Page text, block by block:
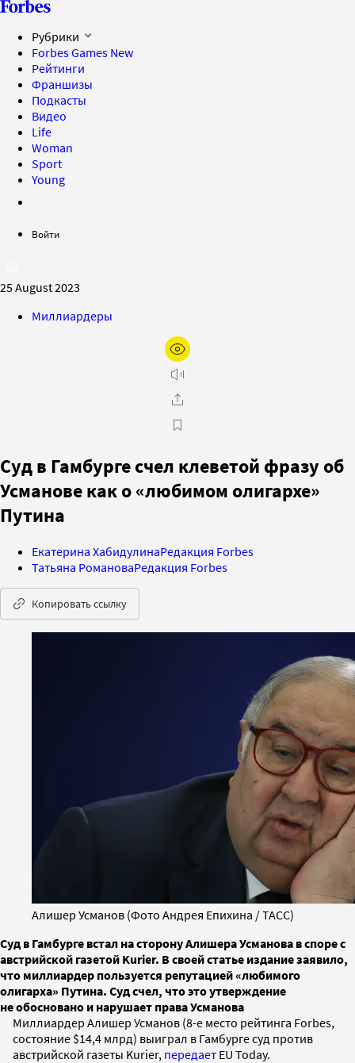
Рубрики
Forbes Games New
Рейтинги
Франшизы
Подкасты
Видео
Life
Woman
Sport
Young
Войти
25 August 2023
Миллиардеры
Суд в Гамбурге счел клеветой фразу об
Усманове как о «любимом олигархе»
Путина
Екатерина ХабидулинаРедакция Forbes
Татьяна РомановаРедакция Forbes
Копировать ссылку
Алишер Усманов (Фото Андрея Епихина / ТАСС)
Суд в Гамбурге встал на сторону Алишера Усманова в споре с
австрийской газетой Kurier. В своей статье издание заявило,
что миллиардер пользуется репутацией «любимого
олигарха» Путина. Суд счел, что это утверждение
не обосновано и нарушает права Усманова
Миллиардер Алишер Усманов (8-е место рейтинга Forbes,
состояние $14,4 млрд) выиграл в Гамбурге суд против
австрийской газеты Kurier, передает EU Today.